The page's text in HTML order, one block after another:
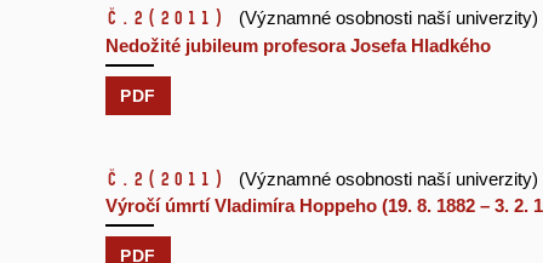
č.2 (2011)
(Významné osobnosti naší univerzity)
Nedožité jubileum profesora Josefa Hladkého
PDF
č.2 (2011)
(Významné osobnosti naší univerzity)
Výročí úmrtí Vladimíra Hoppeho (19. 8. 1882 – 3. 2.
PDF